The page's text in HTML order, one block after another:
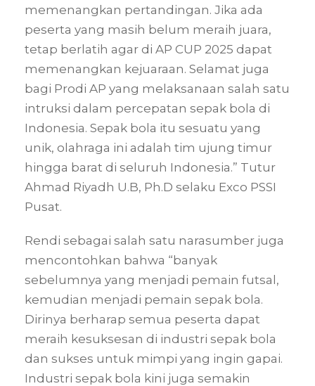
memenangkan pertandingan. Jika ada
peserta yang masih belum meraih juara,
tetap berlatih agar di AP CUP 2025 dapat
memenangkan kejuaraan. Selamat juga
bagi Prodi AP yang melaksanaan salah satu
intruksi dalam percepatan sepak bola di
Indonesia. Sepak bola itu sesuatu yang
unik, olahraga ini adalah tim ujung timur
hingga barat di seluruh Indonesia.” Tutur
Ahmad Riyadh U.B, Ph.D selaku Exco PSSI
Pusat.
Rendi sebagai salah satu narasumber juga
mencontohkan bahwa “banyak
sebelumnya yang menjadi pemain futsal,
kemudian menjadi pemain sepak bola.
Dirinya berharap semua peserta dapat
meraih kesuksesan di industri sepak bola
dan sukses untuk mimpi yang ingin gapai.
Industri sepak bola kini juga semakin